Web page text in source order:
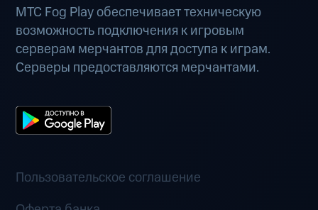
МТС Fog Play обеспечивает техническую
возможность подключения к игровым
серверам мерчантов для доступа к играм.
Серверы предоставляются мерчантами.
Пользовательское соглашение